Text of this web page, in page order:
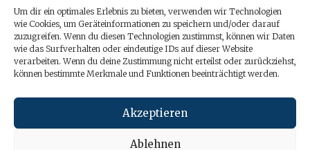
Um dir ein optimales Erlebnis zu bieten, verwenden wir Technologien
wie Cookies, um Geräteinformationen zu speichern und/oder darauf
zuzugreifen. Wenn du diesen Technologien zustimmst, können wir Daten
wie das Surfverhalten oder eindeutige IDs auf dieser Website
verarbeiten. Wenn du deine Zustimmung nicht erteilst oder zurückziehst,
können bestimmte Merkmale und Funktionen beeinträchtigt werden.
Akzeptieren
Ablehnen
Mai 2011
April 2011